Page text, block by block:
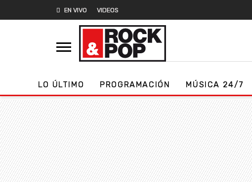
EN VIVO VIDEOS
LO ÚLTIMO PROGRAMACIÓN MÚSICA 24/7